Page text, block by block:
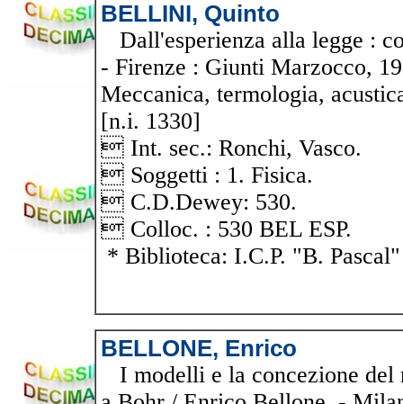
BELLINI, Quinto
Dall'esperienza alla legge :
- Firenze : Giunti Marzocco,
Meccanica, termologia,
[n.i. 1330]
 Int. sec.: Ronchi, Vasco.
 Soggetti : 1. Fisica.
 C.D.Dewey: 530.
 Colloc. : 530 BEL ESP.
* Biblioteca: I.C.P. "B. Pascal"
BELLONE, Enrico
I modelli e la concezione del